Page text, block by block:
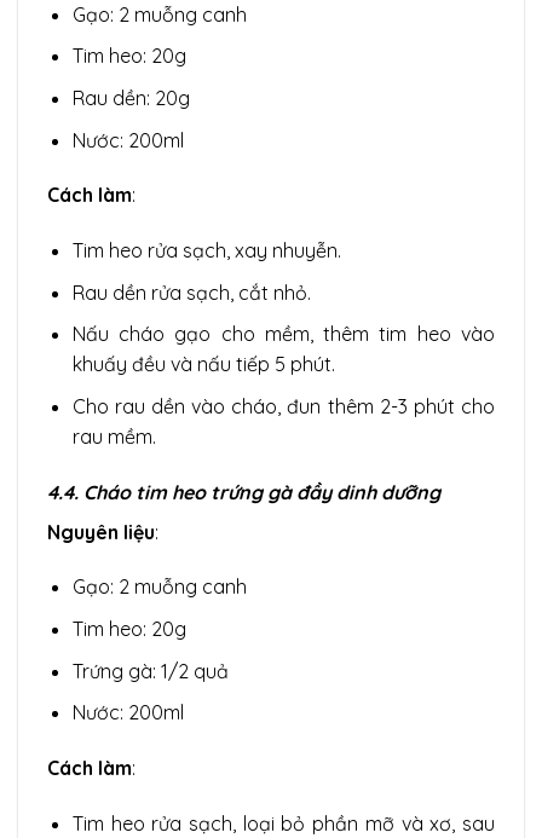
Gạo: 2 muỗng canh
Tim heo: 20g
Rau dền: 20g
Nước: 200ml
Cách làm:
Tim heo rửa sạch, xay nhuyễn.
Rau dền rửa sạch, cắt nhỏ.
Nấu cháo gạo cho mềm, thêm tim heo vào
khuấy đều và nấu tiếp 5 phút.
Cho rau dền vào cháo, đun thêm 2-3 phút cho
rau mềm.
4.4. Cháo tim heo trứng gà đầy dinh dưỡng
Nguyên liệu:
Gạo: 2 muỗng canh
Tim heo: 20g
Trứng gà: 1/2 quả
Nước: 200ml
Cách làm:
Tim heo rửa sạch, loại bỏ phần mỡ và xơ, sau